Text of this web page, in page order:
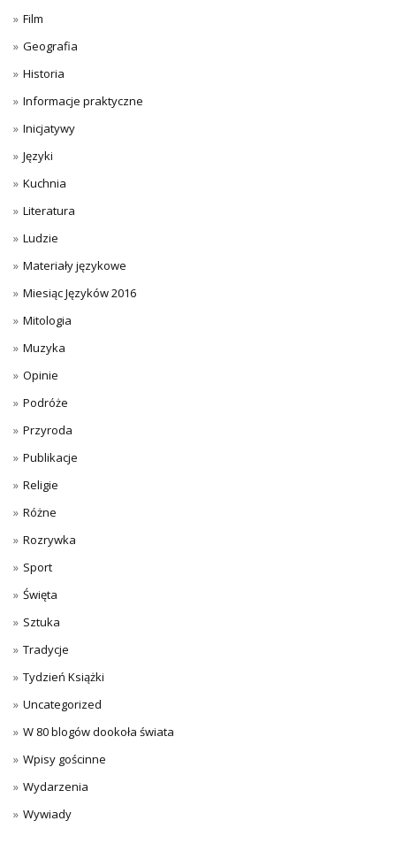
Film
Geografia
Historia
Informacje praktyczne
Inicjatywy
Języki
Kuchnia
Literatura
Ludzie
Materiały językowe
Miesiąc Języków 2016
Mitologia
Muzyka
Opinie
Podróże
Przyroda
Publikacje
Religie
Różne
Rozrywka
Sport
Święta
Sztuka
Tradycje
Tydzień Książki
Uncategorized
W 80 blogów dookoła świata
Wpisy gościnne
Wydarzenia
Wywiady